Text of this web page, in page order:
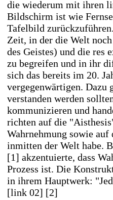
die wiederum mit ihren
Bildschirm ist wie
Tafelbild
Zeit, in der die Welt
des Geistes) und die res
zu begreifen und in ihr
sich das bereits im 20.
vergegenwärtigen. Dazu
verstanden werden
kommunizieren und
richten auf die
Wahrnehmung sowie auf
inmitten der Welt habe.
[1] akzentuierte, dass
Prozess ist. Die
in ihrem Hauptwerk:
[link 02] [2]